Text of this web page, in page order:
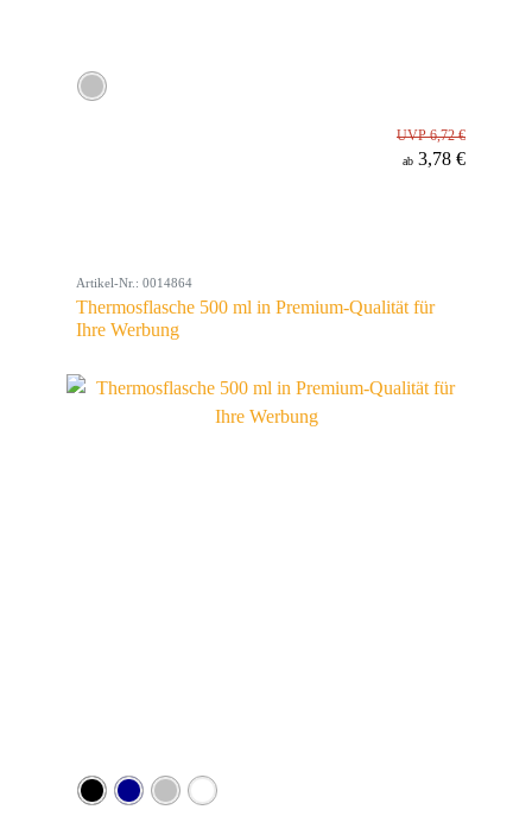
UVP 6,72 €
ab 3,78 €
Artikel-Nr.: 0014864
Thermosflasche 500 ml in Premium-Qualität für
Ihre Werbung